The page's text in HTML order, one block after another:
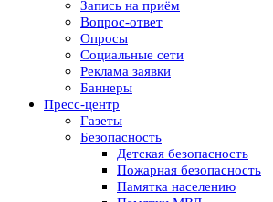
Запись на приём
Вопрос-ответ
Опросы
Социальные сети
Реклама заявки
Баннеры
Пресс-центр
Газеты
Безопасность
Детская безопасность
Пожарная безопасность
Памятка населению